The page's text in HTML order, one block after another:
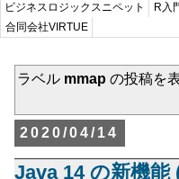
ビジネスロジックスニペット R入
合同会社VIRTUE
ラベル mmap の投稿を
2020/04/14
Java 14 の新機能